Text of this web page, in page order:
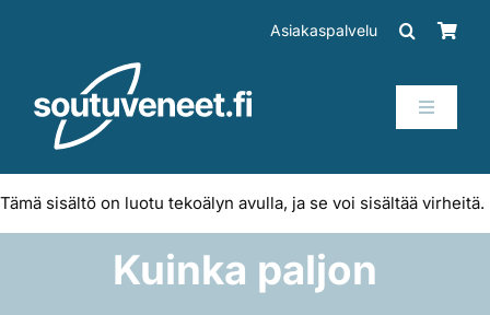
Asiakaspalvelu
Toggle
Perämoottorit
Tämä sisältö on luotu tekoälyn avulla, ja se voi sisältää virheitä.
Kuinka paljon